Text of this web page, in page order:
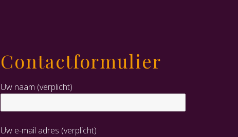
Contactformulier
Uw naam (verplicht)
Uw e-mail adres (verplicht)